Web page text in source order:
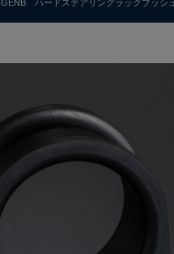
GENB ハードステアリングラックブッシ